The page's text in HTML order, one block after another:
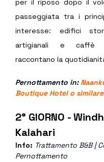
per il riposo dopo il
passeggiata tra i
interesse: edifici
artigianali e caffè
raccontano la
Pernottamento in:
Boutique Hotel o
2° GIORNO -
Kalahari
Info: Trattamento B&B |
Pernottamento